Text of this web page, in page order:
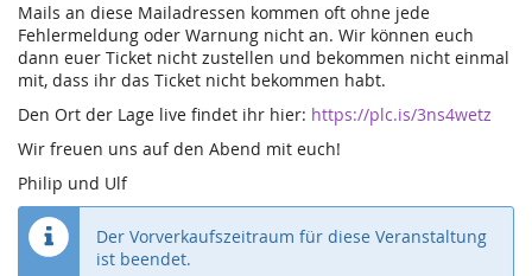
Mails an diese Mailadressen kommen oft ohne jede
Fehlermeldung oder Warnung nicht an. Wir können euch
dann euer Ticket nicht zustellen und bekommen nicht einmal
mit, dass ihr das Ticket nicht bekommen habt.
Den Ort der Lage live findet ihr hier: https://plc.is/3ns4wetz
Wir freuen uns auf den Abend mit euch!
Philip und Ulf
Der Vorverkaufszeitraum für diese Veranstaltung
ist beendet.